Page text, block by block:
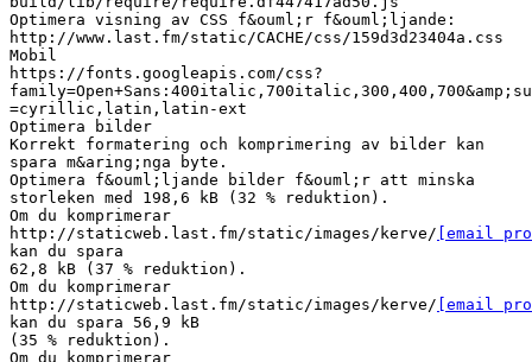
Optimera visning av CSS f&ouml;r f&ouml;ljande:
http://www.last.fm/static/CACHE/css/159d3d23404a.css
Mobil
https://fonts.googleapis.com/css?
=cyrillic,latin,latin-ext
Optimera bilder
Korrekt formatering och komprimering av bilder kan
spara m&aring;nga byte.
Optimera f&ouml;ljande bilder f&ouml;r att minska
storleken med 198,6 kB (32 % reduktion).
Om du komprimerar
http://staticweb.last.fm/static/images/kerve/ [email
kan du spara
62,8 kB (37 % reduktion).
Om du komprimerar
http://staticweb.last.fm/static/images/kerve/ [email
kan du spara 56,9 kB
(35 % reduktion).
Om du komprimerar